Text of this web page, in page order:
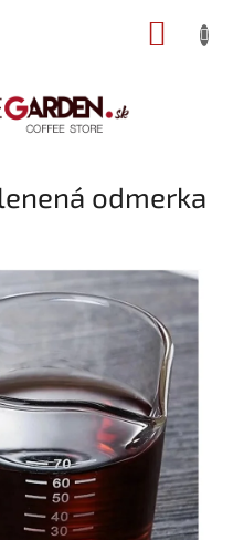
odmerka